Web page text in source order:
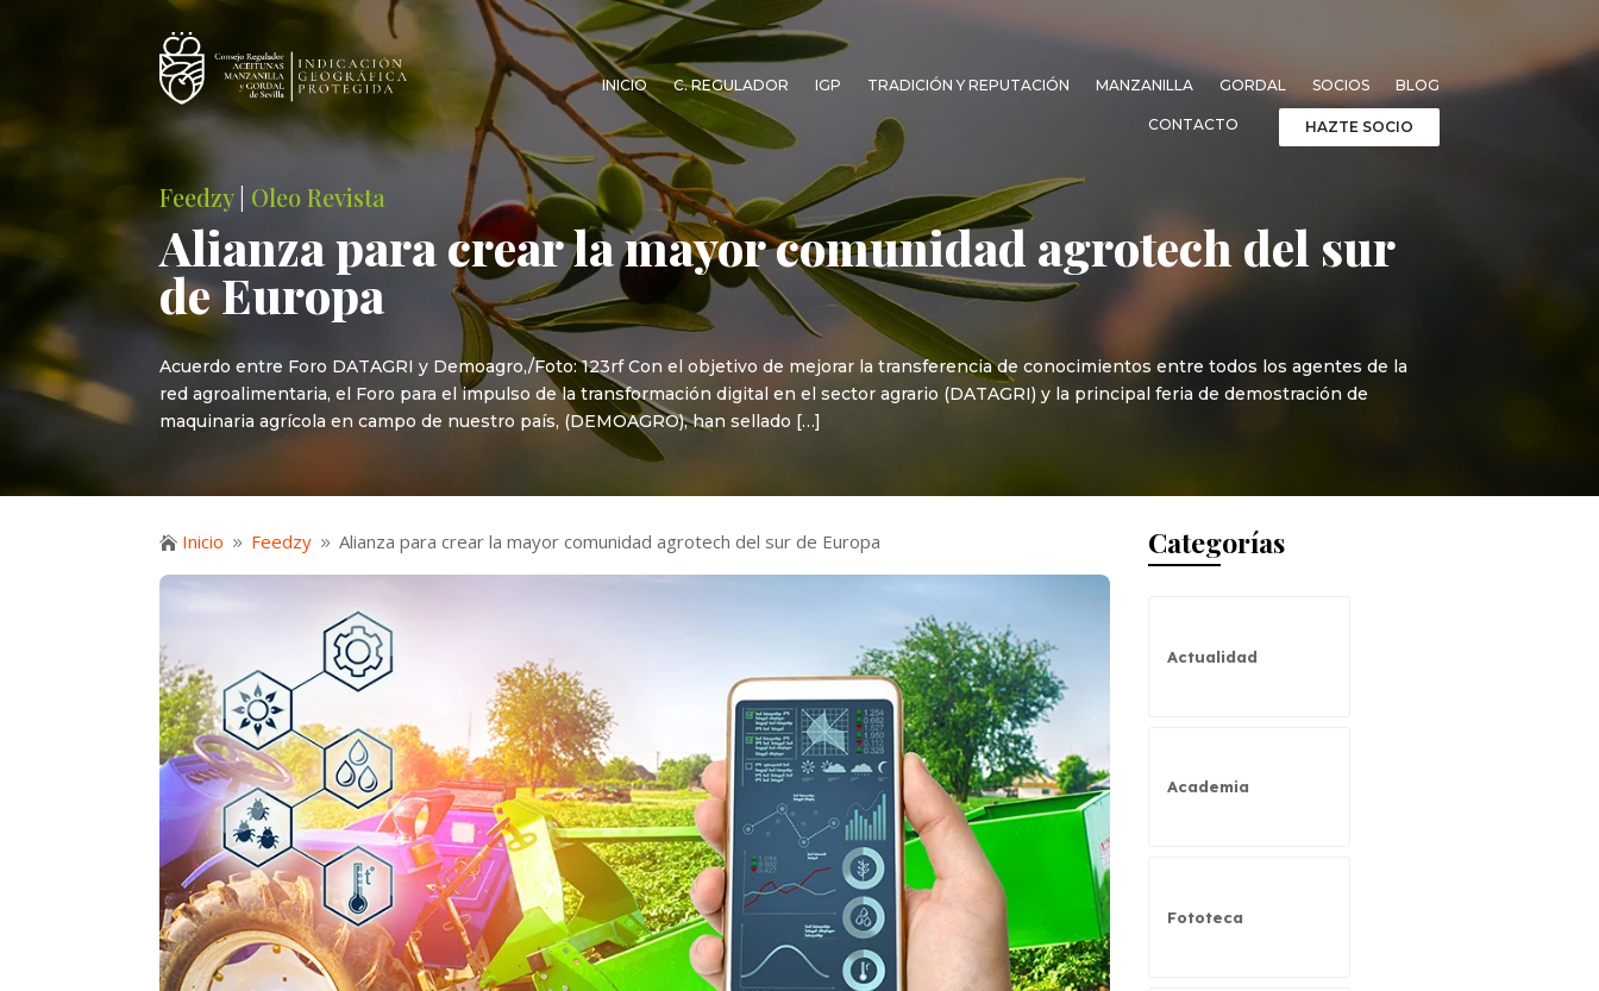
INICIO C. REGULADOR IGP TRADICIÓN Y REPUTACIÓN MANZANILLA GORDAL SOCIOS BLOG
CONTACTO HAZTE SOCIO
Feedzy| Oleo Revista
Alianza para crear la mayor comunidad agrotech del sur
de Europa
Acuerdo entre Foro DATAGRI y Demoagro,/Foto: 123rf Con el objetivo de mejorar la transferencia de conocimientos entre todos los agentes de la
red agroalimentaria, el Foro para el impulso de la transformación digital en el sector agrario (DATAGRI) y la principal feria de demostración de
maquinaria agrícola en campo de nuestro país, (DEMOAGRO), han sellado […]
 Inicio 9 Feedzy 9 Alianza para crear la mayor comunidad agrotech del sur de Europa Categorías
Actualidad
Academia
Fototeca